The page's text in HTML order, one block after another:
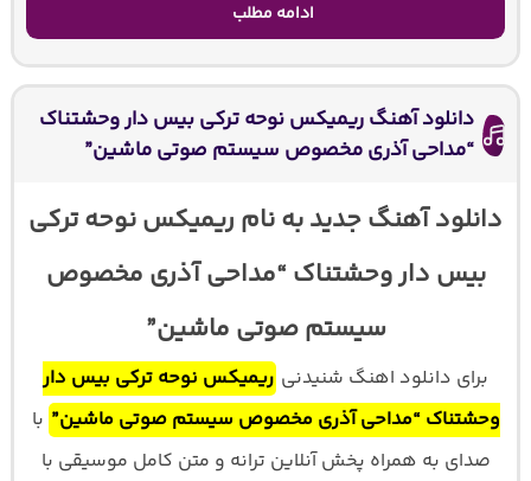
ادامه مطلب
دانلود آهنگ ریمیکس نوحه ترکی بیس دار وحشتناک
“مداحی آذری مخصوص سیستم صوتی ماشین”
دانلود آهنگ جدید به نام ریمیکس نوحه ترکی
بیس دار وحشتناک “مداحی آذری مخصوص
سیستم صوتی ماشین”
برای دانلود اهنگ شنیدنی ریمیکس نوحه ترکی بیس دار
وحشتناک “مداحی آذری مخصوص سیستم صوتی ماشین” با
صدای به همراه پخش آنلاین ترانه و متن کامل موسیقی با